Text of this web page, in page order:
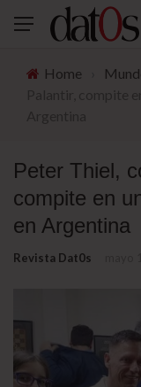
Home
Peter Thiel,
compite en
en Argentina
Revista Dat0s